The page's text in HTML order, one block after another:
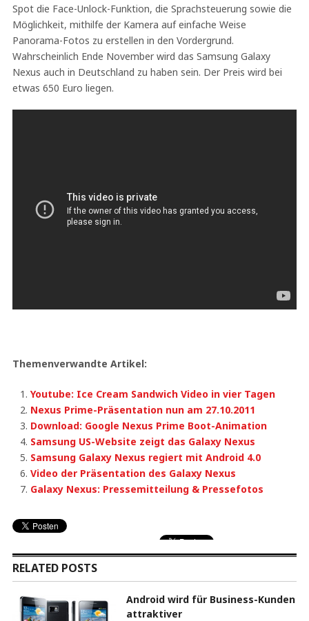
Spot die Face-Unlock-Funktion, die Sprachsteuerung sowie die
Möglichkeit, mithilfe der Kamera auf einfache Weise
Panorama-Fotos zu erstellen in den Vordergrund.
Wahrscheinlich Ende November wird das Samsung Galaxy
Nexus auch in Deutschland zu haben sein. Der Preis wird bei
etwas 650 Euro liegen.
Themenverwandte Artikel:
Youtube: Ice Cream Sandwich Video in vier Tagen
Nexus Prime-Präsentation nun am 27.10.2011
Download: Google Nexus Prime Boot-Animation
Samsung US-Website zeigt das Galaxy Nexus
Samsung Galaxy Nexus regiert mit Android 4.0
Video der Präsentation des Galaxy Nexus
Galaxy Nexus: Pressemitteilung & Pressefotos
RELATED POSTS
Android wird für Business-Kunden
attraktiver